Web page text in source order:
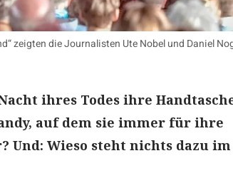
zeigten die Journalisten Ute Nobel und Daniel
ihres Todes ihre
auf dem sie immer für ihre
Und: Wieso steht nichts dazu im